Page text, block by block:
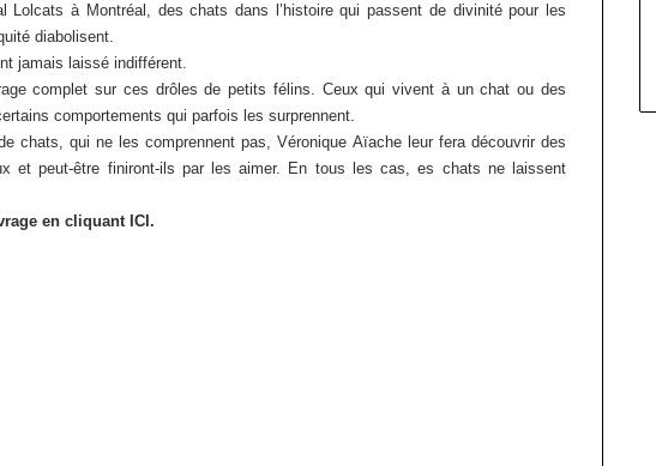
à Montréal, des chats dans l’histoire qui passent de divinité pour les
diabolisent.
jamais laissé indifférent.
complet sur ces drôles de petits félins. Ceux qui vivent à un chat ou des
comportements qui parfois les surprennent.
chats, qui ne les comprennent pas, Véronique Aïache leur fera découvrir des
et peut-être finiront-ils par les aimer. En tous les cas, es chats ne laissent
en cliquant ICI.